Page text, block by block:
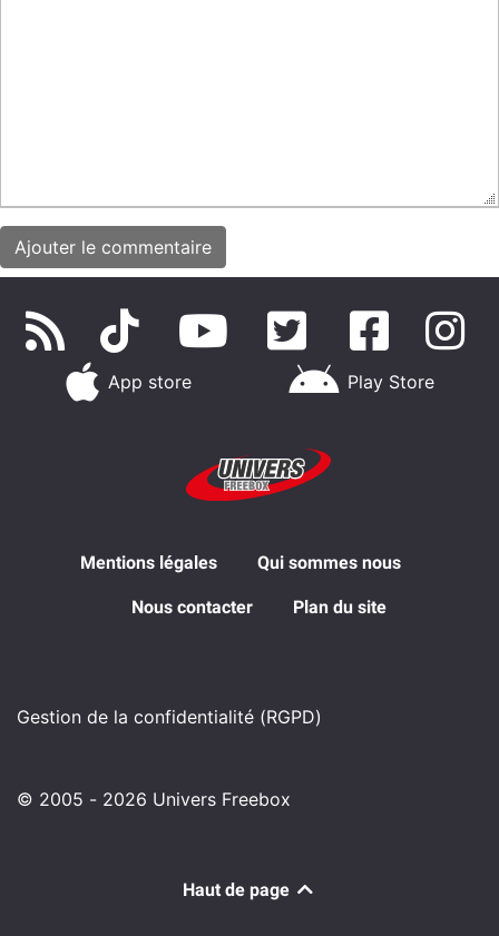
App store Play Store
Mentions légales Qui sommes nous
Nous contacter Plan du site
Gestion de la confidentialité (RGPD)
© 2005 - 2026 Univers Freebox
Haut de page